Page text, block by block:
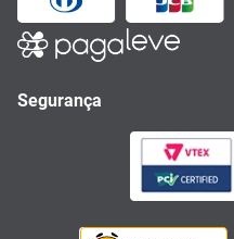
Segurança